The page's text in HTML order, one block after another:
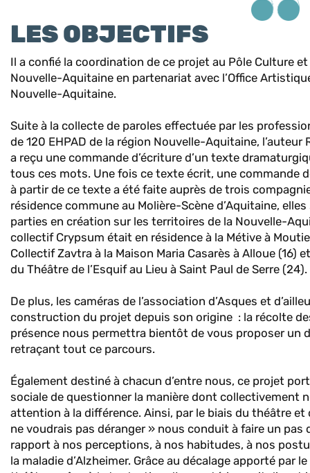
LES OBJECTIFS
Il a confié la coordination de ce projet au Pôle Culture
Nouvelle-Aquitaine en partenariat avec l’Office
Nouvelle-Aquitaine.
Suite à la collecte de paroles effectuée par les
de 120 EHPAD de la région Nouvelle-Aquitaine, l’auteur
a reçu une commande d’écriture d’un texte
tous ces mots. Une fois ce texte écrit, une commande
à partir de ce texte a été faite auprès de trois
résidence commune au Molière-Scène d’Aquitaine,
parties en création sur les territoires de la Nouvelle-
collectif Crypsum était en résidence à la Métive à
Collectif Zavtra à la Maison Maria Casarès à Alloue (16)
du Théâtre de l’Esquif au Lieu à Saint Paul de Serre (24).
De plus, les caméras de l’association d’Asques et
construction du projet depuis son origine : la récolte
présence nous permettra bientôt de vous proposer un
retraçant tout ce parcours.
Également destiné à chacun d’entre nous, ce projet
sociale de questionner la manière dont collectivement
attention à la différence. Ainsi, par le biais du théâtre et
ne voudrais pas déranger » nous conduit à faire un pas
rapport à nos perceptions, à nos habitudes, à nos
la maladie d’Alzheimer. Grâce au décalage apporté par